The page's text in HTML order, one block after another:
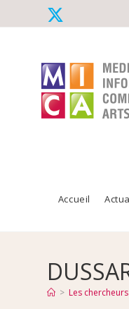
Accueil
> Les chercheurs